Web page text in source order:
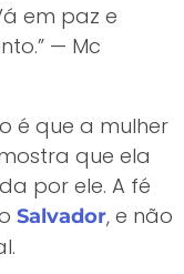
em paz e
— Mc
é que a mulher
que ela
por ele. A fé
Salvador, e não